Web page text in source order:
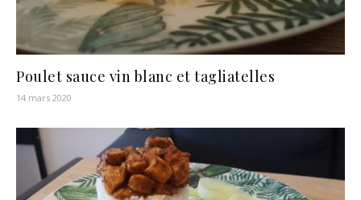
Poulet sauce vin blanc et tagliatelles
14 mars 2020